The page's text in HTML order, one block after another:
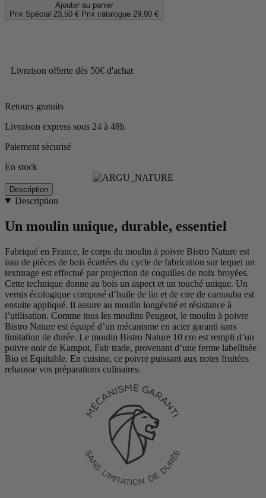
Ajouter au panier
Prix Spécial 23,50 € Prix catalogue 29,90 €
Livraison offerte dès 50€ d'achat
Retours gratuits
Livraison express sous 24 à 48h
Paiement sécurisé
En stock
Description
Description
Un moulin unique, durable, essentiel
Fabriqué en France, le corps du moulin à poivre Bistro Nature est
issu de pièces de bois écartées du cycle de fabrication sur lequel un
texturage est effectué par projection de coquilles de noix broyées.
Cette technique donne au bois un aspect et un touché unique. Un
vernis écologique composé d’huile de lin et de cire de carnauba est
ensuite appliqué. Il assure au moulin longévité et résistance à
l’utilisation. Comme tous les moulins Peugeot, le moulin à poivre
Bistro Nature est équipé d’un mécanisme en acier garanti sans
limitation de durée. Le moulin Bistro Nature 10 cm est rempli d’un
poivre noir de Kampot, Fair trade, provenant d’une ferme labellisée
Bio et Equitable. En cuisine, ce poivre puissant aux notes fruitées
rehausse vos préparations culinaires.